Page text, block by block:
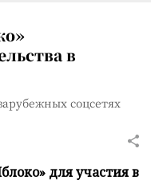
в
соцсетях
для участия в